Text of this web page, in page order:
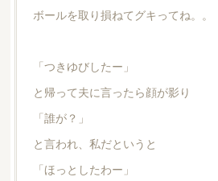
ボールを取り損ねてグキってね。。
「つきゆびしたー」
と帰って夫に言ったら顔が影り
「誰が？」
と言われ、私だというと
「ほっとしたわー」